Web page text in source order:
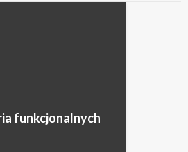
funkcjonalnych